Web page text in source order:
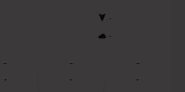
-
-
-
-
-
-
-
-